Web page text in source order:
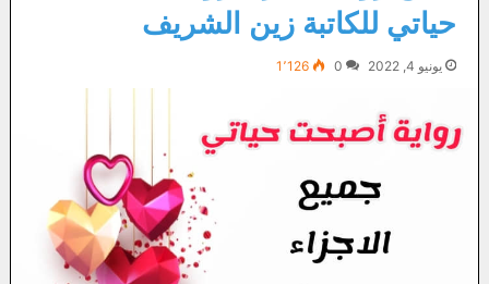
حياتي للكاتبة زين الشريف
يونيو 4, 2022 0 1٬126